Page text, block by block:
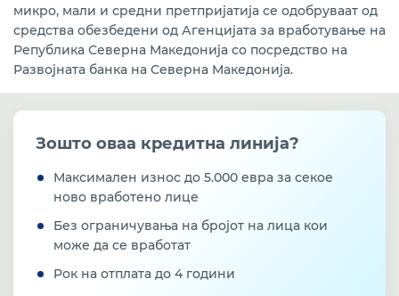
Кредити од ЗКДФ - проект за финансиски услуги
во земјоделството
Проект кредитирање на МСП за отварање на нови
работни места, од средства на Агенција за
вработување на РСМ, а со посредство на РБСМ
Кредити за агроиндустрискиот сектор
Програма за поддршка на конкурентноста на МСП
(SME-CSP) со бесплатна техничка поддршка и 15%
грант за кредитокорисниците, финансирана од
ЕУ и развиена од ЕБОР
микро, мали и средни претпријатија се одобруваат од
средства обезбедени од Агенцијата за вработување на
Република Северна Македонија со посредство на
Развојната банка на Северна Македонија.
Зошто оваа кредитна линија?
Максимален износ до 5.000 евра за секое
ново вработено лице
Без ограничувања на бројот на лица кои
може да се вработат
Рок на отплата до 4 години